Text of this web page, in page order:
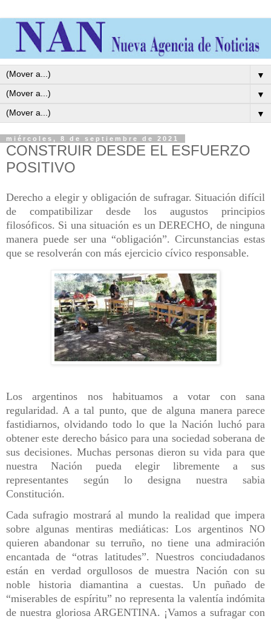
▼
▼
▼
miércoles, 8 de septiembre de 2021
CONSTRUIR DESDE EL ESFUERZO
POSITIVO
Derecho a elegir y obligación de sufragar. Situación difícil
de compatibilizar desde los augustos principios
filosóficos. Si una situación es un DERECHO, de ninguna
manera puede ser una “obligación”. Circunstancias estas
que se resolverán con más ejercicio cívico responsable.
Los argentinos nos habituamos a votar con sana
regularidad. A a tal punto, que de alguna manera parece
fastidiarnos, olvidando todo lo que la Nación luchó para
obtener este derecho básico para una sociedad soberana de
sus decisiones. Muchas personas dieron su vida para que
nuestra Nación pueda elegir libremente a sus
representantes según lo designa nuestra sabia
Constitución.
Cada sufragio mostrará al mundo la realidad que impera
sobre algunas mentiras mediáticas: Los argentinos NO
quieren abandonar su terruño, no tiene una admiración
encantada de “otras latitudes”. Nuestros conciudadanos
están en verdad orgullosos de muestra Nación con su
noble historia diamantina a cuestas. Un puñado de
“miserables de espíritu” no representa la valentía indómita
de nuestra gloriosa ARGENTINA. ¡Vamos a sufragar con